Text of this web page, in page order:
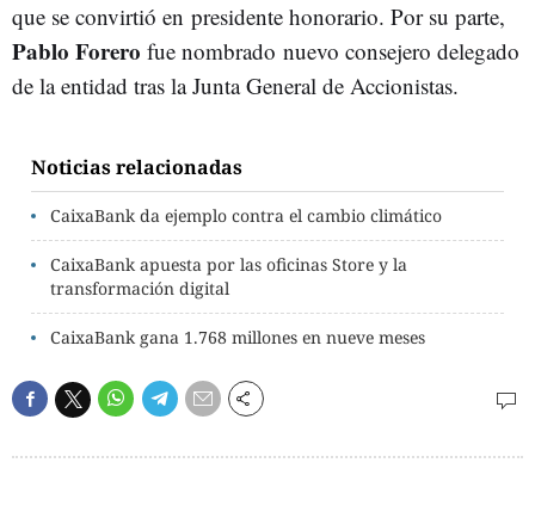
que se convirtió en presidente honorario. Por su parte,
Pablo Forero fue nombrado nuevo consejero delegado
de la entidad tras la Junta General de Accionistas.
Noticias relacionadas
CaixaBank da ejemplo contra el cambio climático
CaixaBank apuesta por las oficinas Store y la
transformación digital
CaixaBank gana 1.768 millones en nueve meses